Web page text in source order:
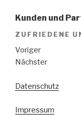
Kunden und
ZUFRIEDENE
Voriger
Nächster
Datenschutz
Impressum